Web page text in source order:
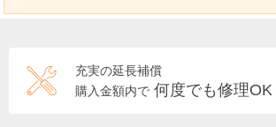
充実の延長補償
購入金額内で 何度でも修理OK